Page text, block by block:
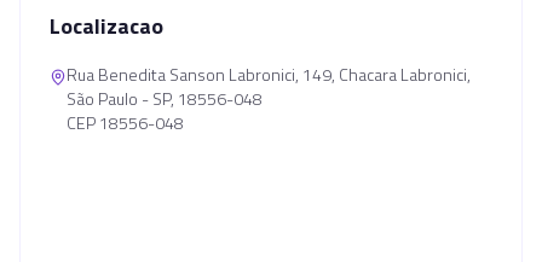
Localizacao
Rua Benedita Sanson Labronici, 149, Chacara Labronici,
São Paulo - SP, 18556-048
CEP 18556-048